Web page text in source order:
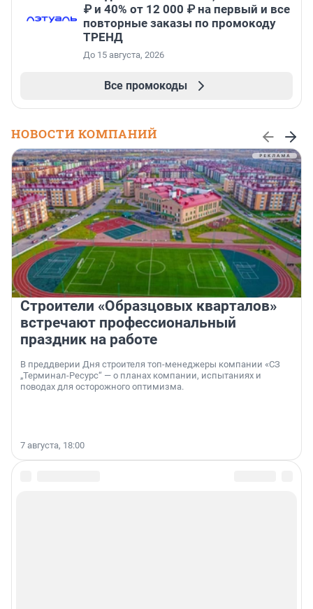
₽ и 40% от 12 000 ₽ на первый и все
повторные заказы по промокоду
ТРЕНД
До 15 августа, 2026
Все промокоды
НОВОСТИ КОМПАНИЙ
Строители «Образцовых кварталов»
встречают профессиональный
праздник на работе
В преддверии Дня строителя топ-менеджеры компании «СЗ
„Терминал-Ресурс“ — о планах компании, испытаниях и
поводах для осторожного оптимизма.
7 августа, 18:00